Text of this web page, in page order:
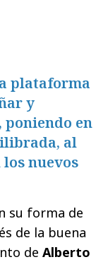
plataforma
y
en
al
nuevos
su forma de
de la buena
de Alberto